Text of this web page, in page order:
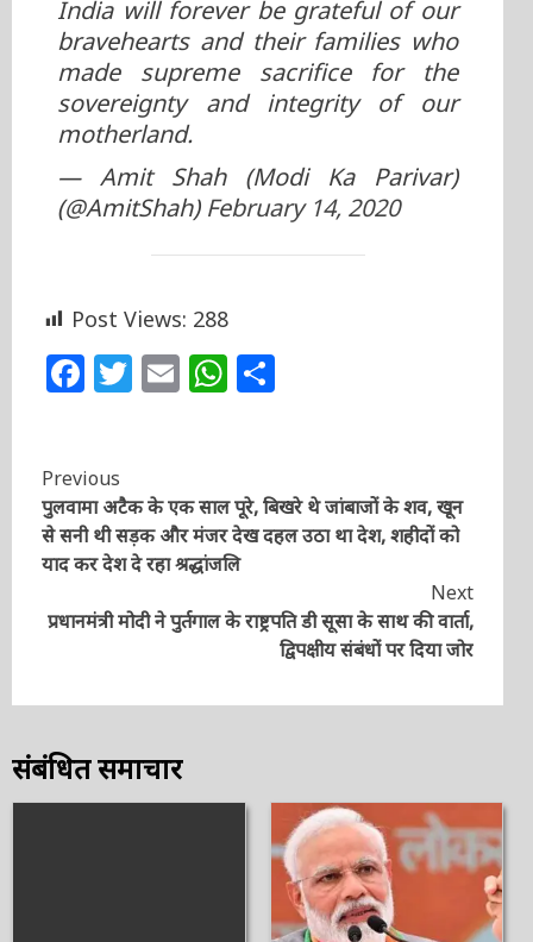
India will forever be grateful of our
bravehearts and their families who
made supreme sacrifice for the
sovereignty and integrity of our
motherland.
— Amit Shah (Modi Ka Parivar)
(@AmitShah) February 14, 2020
Post Views: 288
Facebook
Twitter
EmailWhatsApp
Continue
Reading
Previous
पुलवामा अटैक के एक साल पूरे, बिखरे थे जांबाजों के शव, खून
से सनी थी सड़क और मंजर देख दहल उठा था देश, शहीदों को
याद कर देश दे रहा श्रद्धांजलि
Next
प्रधानमंत्री मोदी ने पुर्तगाल के राष्ट्रपति डी सूसा के साथ की वार्ता,
द्विपक्षीय संबंधों पर दिया जोर
संबंधित समाचार